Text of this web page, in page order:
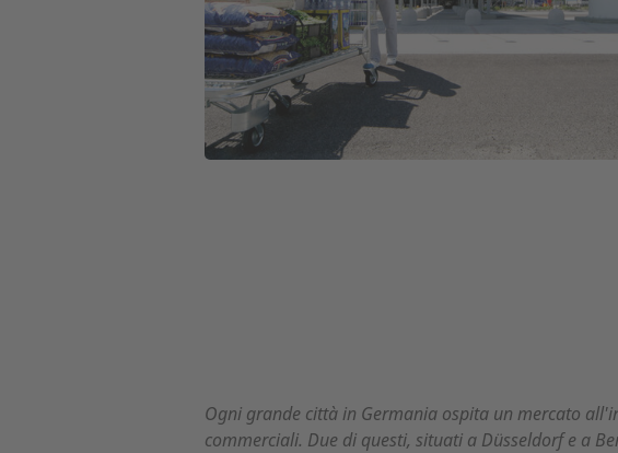
Ogni grande città in Germania ospita un mercato
commerciali. Due di questi, situati a Düsseldorf e a